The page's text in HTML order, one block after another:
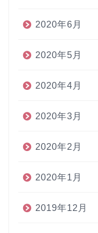
2020年6月
2020年5月
2020年4月
2020年3月
2020年2月
2020年1月
2019年12月